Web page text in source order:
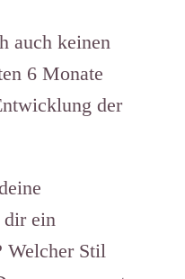
auch keinen
6 Monate
der
dir ein
Welcher Stil